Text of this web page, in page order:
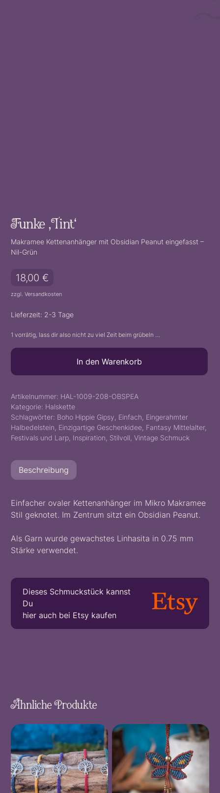
Funke ‚Tint‘
Makramee Kettenanhänger mit Obsidian Peanut eingefasst –
Nil-Grün
18,00 €
zzgl. Versandkosten
Lieferzeit: 2-3 Tage
1 vorrätig, lass dir also nicht zu viel Zeit beim grübeln …
Funke
Menge
In den Warenkorb
Artikelnummer: HAL-1009-208-OBSPEA
Kategorie: Halskette
Schlagwörter: Boho Hippie Gipsy, Einfach, Eingerahmter
Halbedelstein, Einzigartige Geschenkidee, Fantasy Mittelalter,
Festivals und Larp, Inspiration, Stilvoll, Vintage Schmuck
Beschreibung
Einfacher ovaler Kettenanhänger im Mikro Makramee
Stil geknotet. Im Zentrum sitzt ein Obsidian Peanut.
Als Garn wurde gewachstes Linhasita in 0.75 mm
Stärke verwendet.
Dieses Schmuckstück kannst
Du
hier auch bei Etsy kaufen
Ähnliche Produkte